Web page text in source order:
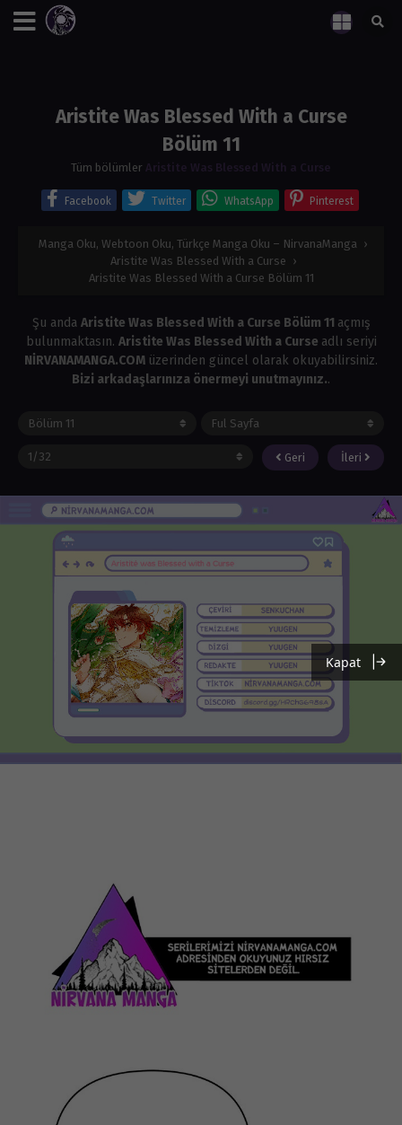
Aristite Was Blessed With a Curse
Bölüm 11
Tüm bölümler Aristite Was Blessed With a Curse
Facebook Twitter WhatsApp Pinterest
Manga Oku, Webtoon Oku, Türkçe Manga Oku – NirvanaManga ›
Aristite Was Blessed With a Curse ›
Aristite Was Blessed With a Curse Bölüm 11
Şu anda Aristite Was Blessed With a Curse Bölüm 11 açmış
bulunmaktasın. Aristite Was Blessed With a Curse adlı seriyi
NİRVANAMANGA.COM üzerinden güncel olarak okuyabilirsiniz.
Bizi arkadaşlarınıza önermeyi unutmayınız..
Geri İleri
Kapat